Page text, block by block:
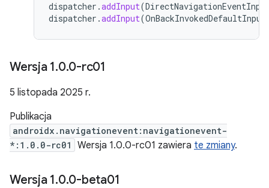
dispatcher .addInput(
dispatcher .addInput(OnBackInvokedDefaultInput
Wersja 1.0.0-rc01
5 listopada 2025 r.
Publikacja
androidx.navigationevent:navigationevent-
*:1.0.0-rc01
Wersja 1.0.0-rc01 zawiera te zmiany.
Wersja 1.0.0-beta01